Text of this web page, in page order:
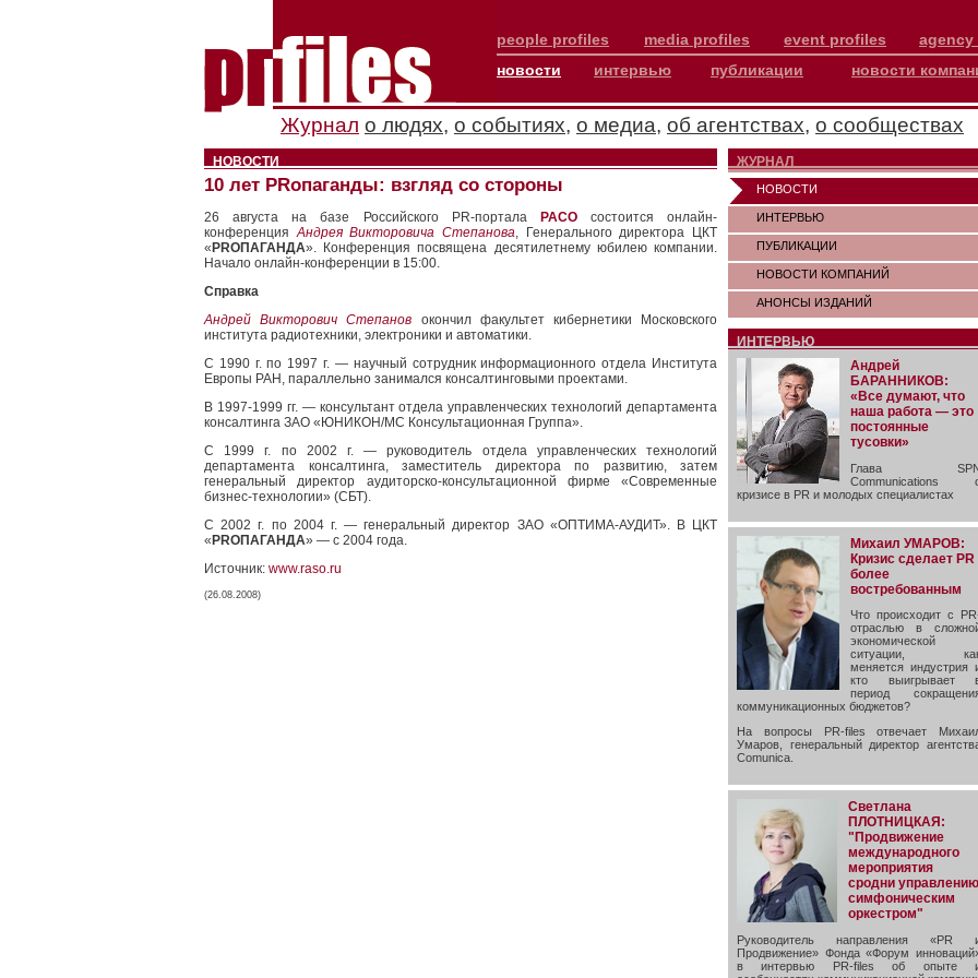
people profiles media profiles event profiles agency
новости
интервью публикации новости
Журнал о людях, о событиях, о медиа, об агентствах, о сообществах
НОВОСТИ
10 лет PRопаганды: взгляд со стороны
26 августа на базе Российского PR-портала РАСОсостоится онлайн-
конференцияАндрея Викторовича Степанова, Генерального директора ЦКТ
« PROПАГАНДА». Конференция посвящена десятилетнему юбилею компании.
Начало онлайн-конференции в 15:00.
Справка
Андрей Викторович Степанов окончил факультет кибернетики Московского
института радиотехники, электроники и автоматики.
С 1990 г. по 1997 г. — научный сотрудник информационного отдела Института
Европы РАН, параллельно занимался консалтинговыми проектами.
В 1997-1999 гг. — консультант отдела управленческих технологий департамента
консалтинга ЗАО «ЮНИКОН/МС Консультационная Группа».
С 1999 г. по 2002 г. — руководитель отдела управленческих технологий
департамента консалтинга, заместитель директора по развитию, затем
генеральный директор аудиторско-консультационной фирме «Современные
бизнес-технологии» (СБТ).
С 2002 г. по 2004 г. — генеральный директор ЗАО «ОПТИМА-АУДИТ». В ЦКТ
« PRОПАГАНДА» — с 2004 года.
Источник: www.raso.ru
(26.08.2008)
ЖУРНАЛ
НОВОСТИ
ИНТЕРВЬЮ
ПУБЛИКАЦИИ
НОВОСТИ КОМПАНИЙ
АНОНСЫ ИЗДАНИЙ
ИНТЕРВЬЮ
Андрей
БАРАННИКОВ:
«Все думают, что
наша работа — это
постоянные
тусовки»
Глава
Communications
кризисе в PR и молодых специалистах
Михаил УМАРОВ:
Кризис сделает PR
более
востребованным
Что происходит с
отраслью в
экономической
ситуации,
меняется индустрия
кто выигрывает
период
коммуникационных бюджетов?
На вопросы PR-files отвечает
Умаров, генеральный директор
Comunica.
Светлана
ПЛОТНИЦКАЯ:
"Продвижение
международного
мероприятия
сродни управлению
симфоническим
оркестром"
Руководитель направления «PR
Продвижение» Фонда «Форум
в интервью PR-files об опыте